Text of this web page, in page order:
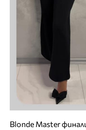
Blonde Master